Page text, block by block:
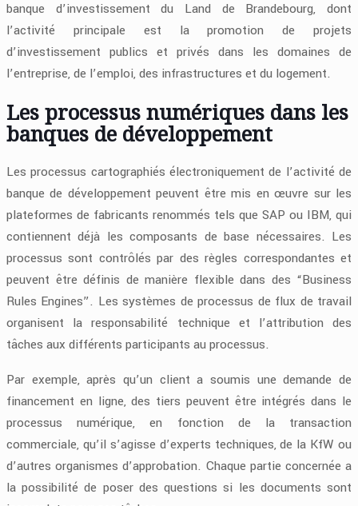
banque d’investissement du Land de Brandebourg, dont
l’activité principale est la promotion de projets
d’investissement publics et privés dans les domaines de
l’entreprise, de l’emploi, des infrastructures et du logement.
Les processus numériques dans les
banques de développement
Les processus cartographiés électroniquement de l’activité de
banque de développement peuvent être mis en œuvre sur les
plateformes de fabricants renommés tels que SAP ou IBM, qui
contiennent déjà les composants de base nécessaires. Les
processus sont contrôlés par des règles correspondantes et
peuvent être définis de manière flexible dans des “Business
Rules Engines”. Les systèmes de processus de flux de travail
organisent la responsabilité technique et l’attribution des
tâches aux différents participants au processus.
Par exemple, après qu’un client a soumis une demande de
financement en ligne, des tiers peuvent être intégrés dans le
processus numérique, en fonction de la transaction
commerciale, qu’il s’agisse d’experts techniques, de la KfW ou
d’autres organismes d’approbation. Chaque partie concernée a
la possibilité de poser des questions si les documents sont